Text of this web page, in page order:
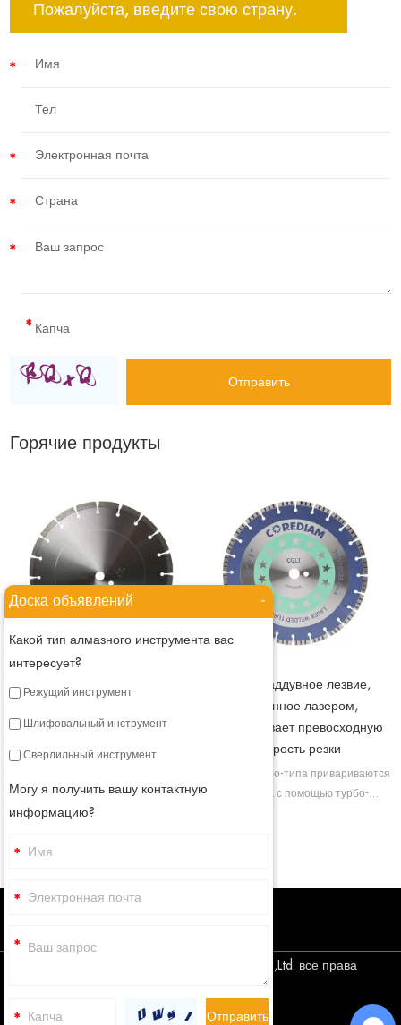
Пожалуйста, введите свою страну.
Горячие продукты
Лезвие общего назначения,
Алмазное пильное полотно по
бетону приваривается лазером, в
сегментированному пильному
полотну высокую прочность, а
Турбонаддувное лезвие,
сваренное лазером,
обеспечивает превосходную
скорость резки
Лопасти турбо-типа привариваются
лазером, с помощью турбо-
Авторское право © Corediam Tools Co.,Ltd. все права
Доска объявлений -
Какой тип алмазного инструмента вас
интересует?
Режущий инструмент
Шлифовальный инструмент
Сверлильный инструмент
Могу я получить вашу контактную
информацию?